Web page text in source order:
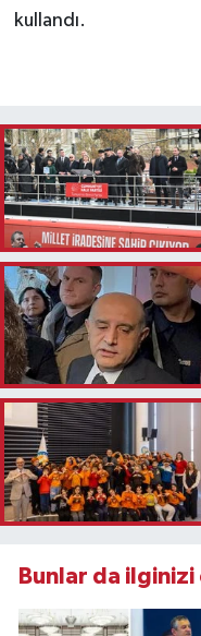
kullandı.
Bunlar da